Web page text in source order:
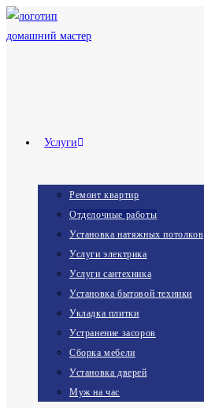
Перейти
к
Услуги
Ремонт квартир
Отделочные работы
Установка натяжных потолков
Услуги электрика
Услуги сантехника
Установка бытовой техники
Укладка плитки
Устранение засоров
Сборка мебели
Установка дверей
Муж на час